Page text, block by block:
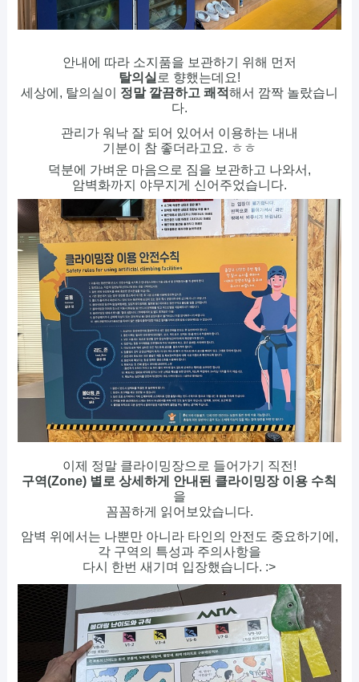
안내에 따라 소지품을 보관하기 위해 먼저
탈의실 로 향했는데요!
세상에, 탈의실이 정말 깔끔하고 쾌적해서 깜짝 놀랐습니
다.
관리가 워낙 잘 되어 있어서 이용하는 내내
기분이 참 좋더라고요. ㅎㅎ
덕분에 가벼운 마음으로 짐을 보관하고 나와서,
암벽화까지 야무지게 신어주었습니다.
이제 정말 클라이밍장으로 들어가기 직전!
구역(Zone) 별로 상세하게 안내된 클라이밍장 이용 수칙
을
꼼꼼하게 읽어보았습니다.
암벽 위에서는 나뿐만 아니라 타인의 안전도 중요하기에,
각 구역의 특성과 주의사항을
다시 한번 새기며 입장했습니다. :>